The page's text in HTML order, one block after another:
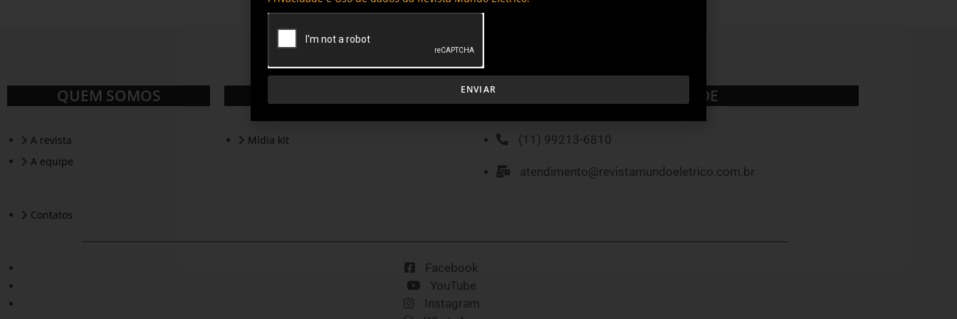
QUEM SOMOS
A revista
A equipe
Contatos
Mídia kit
PUBLICIDADE
(11) 99213-6810
atendimento@revistamundoeletrico.com.br
Facebook
YouTube
Instagram
ENVIAR